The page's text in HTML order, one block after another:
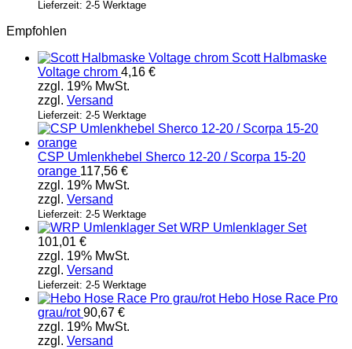
Lieferzeit: 2-5 Werktage
Empfohlen
Scott Halbmaske
Voltage chrom 4,16 €
zzgl. 19% MwSt.
zzgl. Versand
Lieferzeit: 2-5 Werktage
CSP Umlenkhebel Sherco 12-20 / Scorpa 15-20
orange 117,56 €
zzgl. 19% MwSt.
zzgl. Versand
Lieferzeit: 2-5 Werktage
WRP Umlenklager Set
101,01 €
zzgl. 19% MwSt.
zzgl. Versand
Lieferzeit: 2-5 Werktage
Hebo Hose Race Pro
grau/rot 90,67 €
zzgl. 19% MwSt.
zzgl. Versand